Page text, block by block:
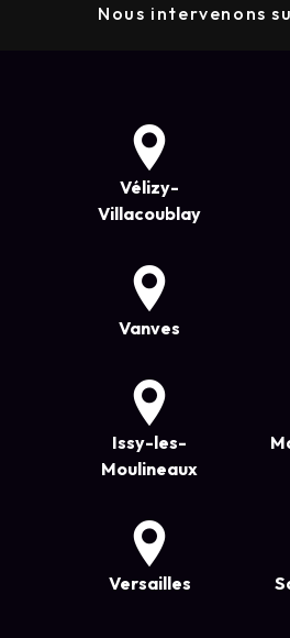
Nous intervenons
Vélizy-
Villacoublay
Vanves
Issy-les-
Moulineaux
Versailles